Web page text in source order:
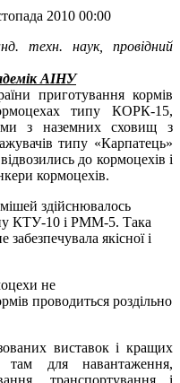
2010 00:00
техн. наук, провідний
АІНУ
приготування кормів
типу КОРК-15,
з наземних сховищ з
типу «Карпатець»
до кормоцехів і
кормоцехів.
здійснювалось
КТУ-10 і РММ-5. Така
забезпечувала якісної і
не
проводиться роздільно
виставок і кращих
для навантаження,